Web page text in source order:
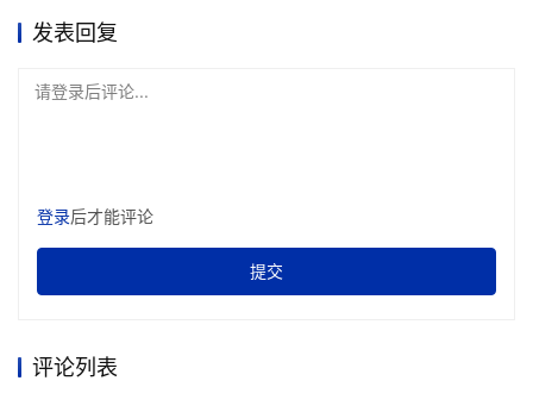
发表回复
请登录后评论...
登录后才能评论
提交
评论列表